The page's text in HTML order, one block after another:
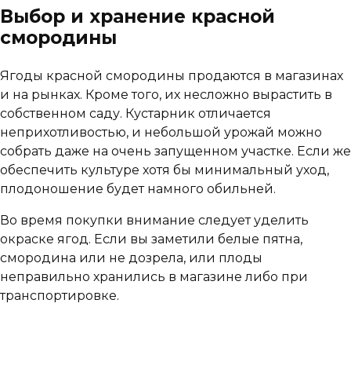
Выбор и хранение красной
смородины
Ягоды красной смородины продаются в магазинах
и на рынках. Кроме того, их несложно вырастить в
собственном саду. Кустарник отличается
неприхотливостью, и небольшой урожай можно
собрать даже на очень запущенном участке. Если же
обеспечить культуре хотя бы минимальный уход,
плодоношение будет намного обильней.
Во время покупки внимание следует уделить
окраске ягод. Если вы заметили белые пятна,
смородина или не дозрела, или плоды
неправильно хранились в магазине либо при
транспортировке.